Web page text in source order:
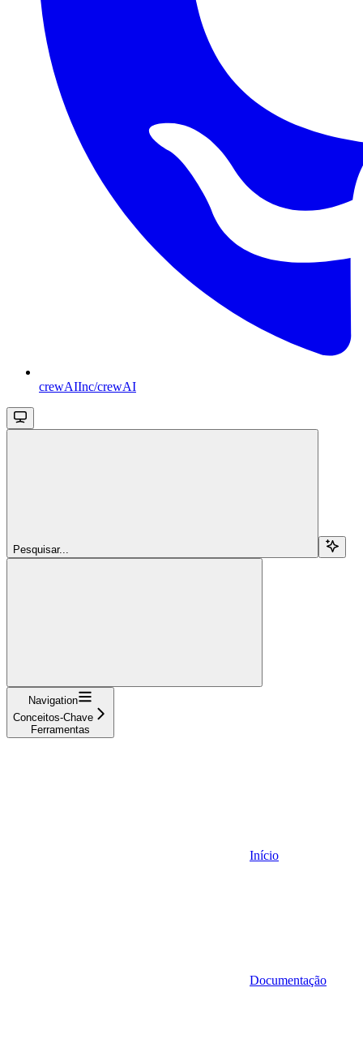
crewAIInc/crewAI
Pesquisar...
Navigation
Conceitos-Chave
Ferramentas
Início
Documentação